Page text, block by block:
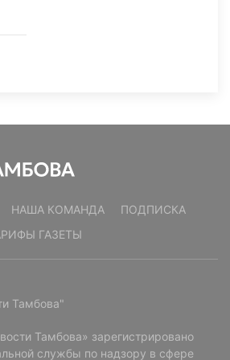
НАША КОМАНДА
ПОДПИСКА
ГАЗЕТЫ
Тамбова"
Тамбова» зарегистрировано
службы по надзору в сфере